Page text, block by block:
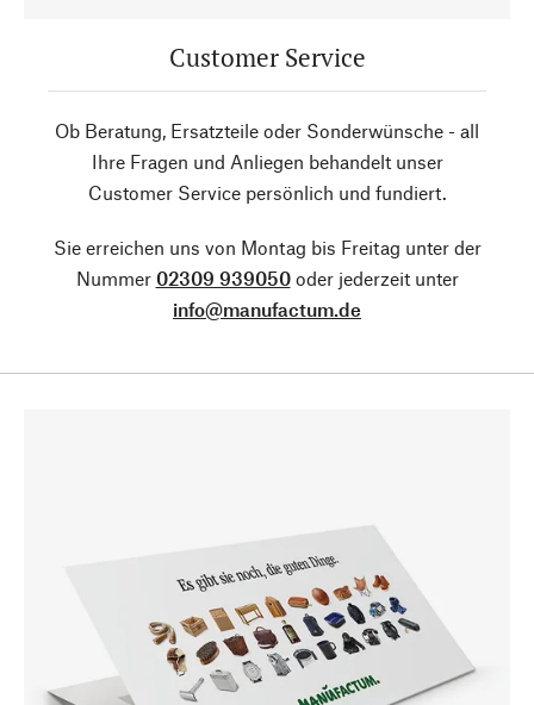
Customer Service
Ob Beratung, Ersatzteile oder Sonderwünsche - all
Ihre Fragen und Anliegen behandelt unser
Customer Service persönlich und fundiert.
Sie erreichen uns von Montag bis Freitag unter der
Nummer 02309 939050oder jederzeit unter
info@manufactum.de